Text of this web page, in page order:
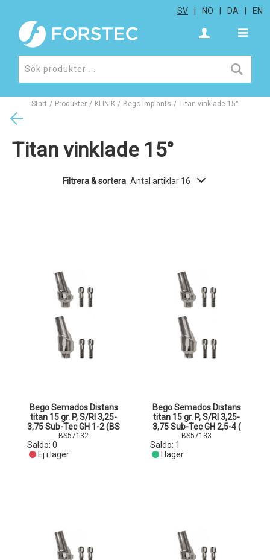
SV NO DA EN
Start / Produkter / KLINIK / Bego Implants / Titan vinklade 15°
Titan vinklade 15°
Filtrera & sortera Antal artiklar 16
Bego Semados Distans
titan 15 gr. P, S/RI 3,25-
3,75 Sub-Tec GH 1-2 (BS
BS57132
Saldo: 0
Ej i lager
Bego Semados Distans
titan 15 gr. P, S/RI 3,25-
3,75 Sub-Tec GH 2,5-4 (
BS57133
Saldo: 1
I lager